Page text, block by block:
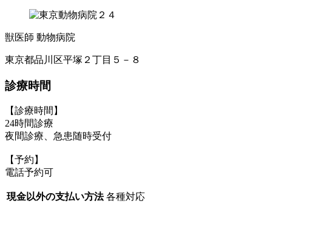
獣医師 動物病院
東京都品川区平塚２丁目５－８
診療時間
【診療時間】
24時間診療
夜間診療、急患随時受付
【予約】
電話予約可
現金以外の支払い方法 各種対応